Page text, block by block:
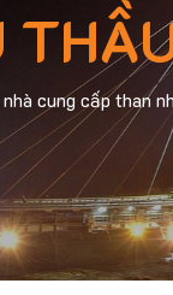
cung cấp